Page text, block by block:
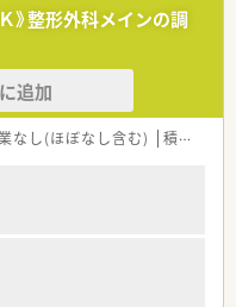
》整形外科メインの調
追加
なし(ほぼなし含む) 積雪なし